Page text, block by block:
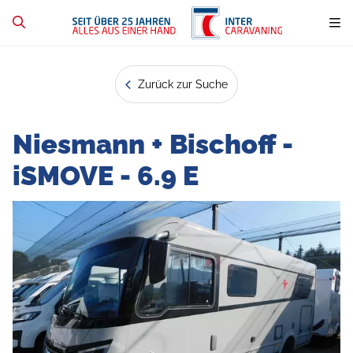
Zurück zur Suche
Niesmann + Bischoff -
iSMOVE - 6.9 E